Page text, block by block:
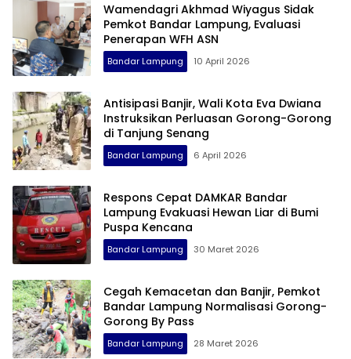
Wamendagri Akhmad Wiyagus Sidak
Pemkot Bandar Lampung, Evaluasi
Penerapan WFH ASN
Bandar Lampung 10 April 2026
Antisipasi Banjir, Wali Kota Eva Dwiana
Instruksikan Perluasan Gorong-Gorong
di Tanjung Senang
Bandar Lampung 6 April 2026
Respons Cepat DAMKAR Bandar
Lampung Evakuasi Hewan Liar di Bumi
Puspa Kencana
Bandar Lampung 30 Maret 2026
Cegah Kemacetan dan Banjir, Pemkot
Bandar Lampung Normalisasi Gorong-
Gorong By Pass
Bandar Lampung 28 Maret 2026